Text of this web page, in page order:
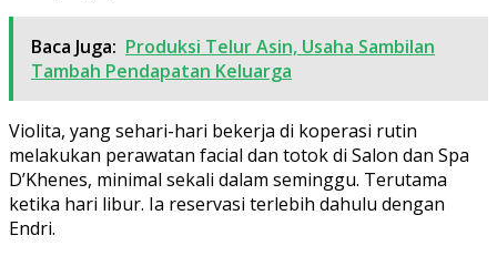
Baca Juga: Produksi Telur Asin, Usaha Sambilan
Tambah Pendapatan Keluarga
Violita, yang sehari-hari bekerja di koperasi rutin
melakukan perawatan facial dan totok di Salon dan Spa
D’Khenes, minimal sekali dalam seminggu. Terutama
ketika hari libur. Ia reservasi terlebih dahulu dengan
Endri.